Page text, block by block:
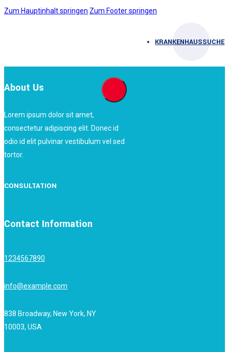
Zum Hauptinhalt springen Zum Footer springen
KRANKENHAUSSUCHE
About Us
Lorem ipsum dolor sit amet,
consectetur adipiscing elit. Donec id
odio id elit pulvinar vestibulum vel sed
tortor.
CONSULTATION
Contact Information
1234567890
info@example.com
838 Broadway, New York, NY
10003, USA